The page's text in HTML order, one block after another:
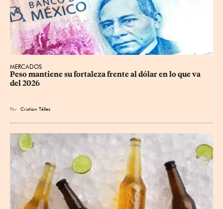
MERCADOS
Peso mantiene su fortaleza frente al dólar en lo que va
del 2026
Por Cristian Téllez